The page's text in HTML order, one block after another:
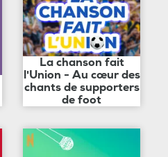
La chanson fait
l'Union - Au cœur des
chants de supporters
de foot